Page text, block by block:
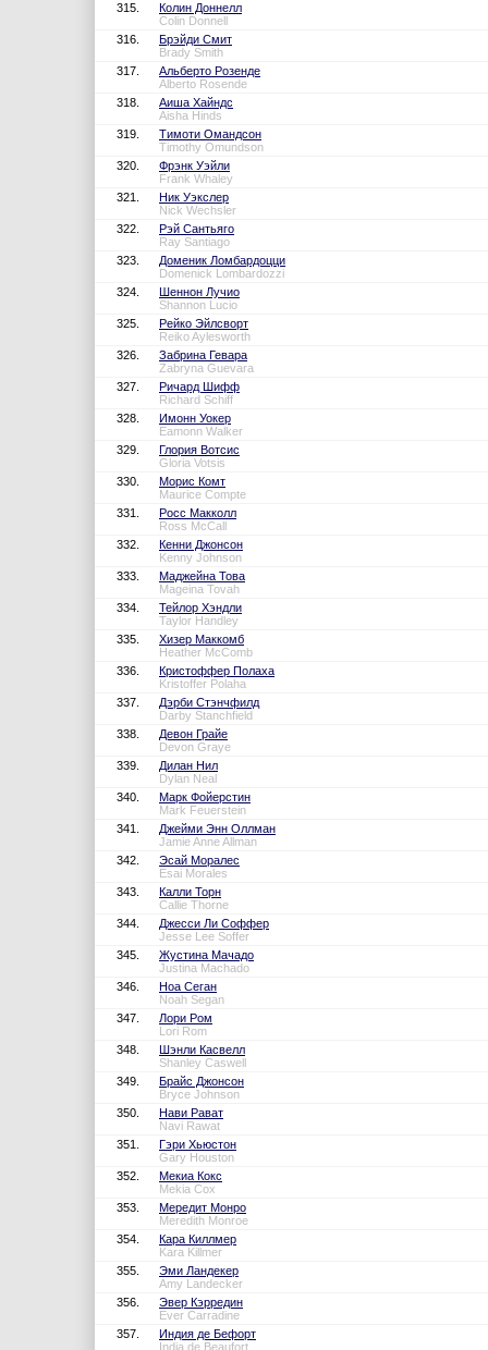
315.
Колин Доннелл
Colin Donnell
316.
Брэйди Смит
Brady Smith
317.
Альберто Розенде
Alberto Rosende
318.
Аиша Хайндс
Aisha Hinds
319.
Тимоти Омандсон
Timothy Omundson
320.
Фрэнк Уэйли
Frank Whaley
321.
Ник Уэкслер
Nick Wechsler
322.
Рэй Сантьяго
Ray Santiago
323.
Доменик Ломбардоцци
Domenick Lombardozzi
324.
Шеннон Лучио
Shannon Lucio
325.
Рейко Эйлсворт
Reiko Aylesworth
326.
Забрина Гевара
Zabryna Guevara
327.
Ричард Шифф
Richard Schiff
328.
Имонн Уокер
Eamonn Walker
329.
Глория Вотсис
Gloria Votsis
330.
Морис Комт
Maurice Compte
331.
Росс Макколл
Ross McCall
332.
Кенни Джонсон
Kenny Johnson
333.
Маджейна Това
Mageina Tovah
334.
Тейлор Хэндли
Taylor Handley
335.
Хизер Маккомб
Heather McComb
336.
Кристоффер Полаха
Kristoffer Polaha
337.
Дэрби Стэнчфилд
Darby Stanchfield
338.
Девон Грайе
Devon Graye
339.
Дилан Нил
Dylan Neal
340.
Марк Фойерстин
Mark Feuerstein
341.
Джейми Энн Оллман
Jamie Anne Allman
342.
Эсай Моралес
Esai Morales
343.
Калли Торн
Callie Thorne
344.
Джесси Ли Соффер
Jesse Lee Soffer
345.
Жустина Мачадо
Justina Machado
346.
Ноа Сеган
Noah Segan
347.
Лори Ром
Lori Rom
348.
Шэнли Касвелл
Shanley Caswell
349.
Брайс Джонсон
Bryce Johnson
350.
Нави Рават
Navi Rawat
351.
Гэри Хьюстон
Gary Houston
352.
Мекиа Кокс
Mekia Cox
353.
Мередит Монро
Meredith Monroe
354.
Кара Киллмер
Kara Killmer
355.
Эми Ландекер
Amy Landecker
356.
Эвер Кэрредин
Ever Carradine
357.
Индия де Бефорт
India de Beaufort